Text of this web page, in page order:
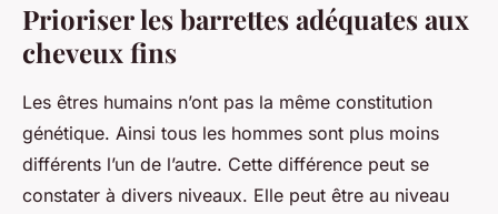
Prioriser les barrettes adéquates aux
cheveux fins
Les êtres humains n’ont pas la même constitution
génétique. Ainsi tous les hommes sont plus moins
différents l’un de l’autre. Cette différence peut se
constater à divers niveaux. Elle peut être au niveau